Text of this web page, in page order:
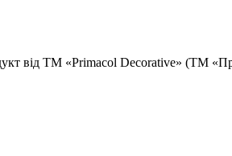
від ТМ «Primacol Decorative» (ТМ